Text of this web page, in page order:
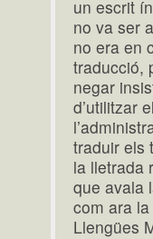
un escrit
no va ser
no era en
traducció,
negar
d’utilitzar
traduir els
la lletrada
que avala
com ara
Llengües